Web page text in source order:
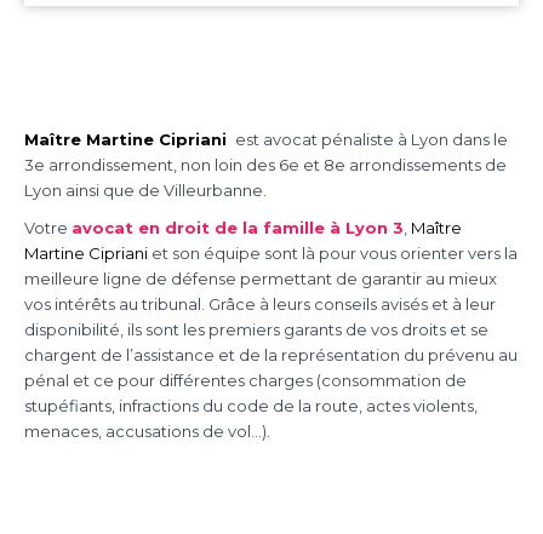
Maître Martine Cipriani est avocat pénaliste à Lyon dans le
3e arrondissement, non loin des 6e et 8e arrondissements de
Lyon ainsi que de Villeurbanne.
Votre avocat en droit de la famille à Lyon 3, Maître
Martine Cipriani et son équipe sont là pour vous orienter vers la
meilleure ligne de défense permettant de garantir au mieux
vos intérêts au tribunal. Grâce à leurs conseils avisés et à leur
disponibilité, ils sont les premiers garants de vos droits et se
chargent de l’assistance et de la représentation du prévenu au
pénal et ce pour différentes charges (consommation de
stupéfiants, infractions du code de la route, actes violents,
menaces, accusations de vol…).